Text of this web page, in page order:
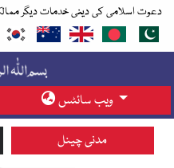
دعوت اسلامی کی دینی خدمات دیگر
ویب سائٹس
مدنی چینل